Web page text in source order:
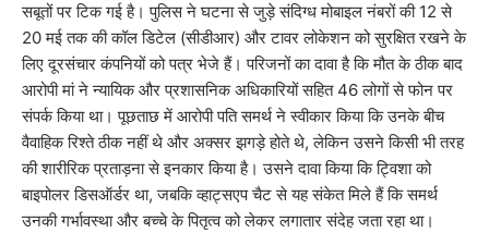
सबूतों पर टिक गई है। पुलिस ने घटना से जुड़े संदिग्ध मोबाइल नंबरों की 12 से
20 मई तक की कॉल डिटेल (सीडीआर) और टावर लोकेशन को सुरक्षित रखने के
लिए दूरसंचार कंपनियों को पत्र भेजे हैं। परिजनों का दावा है कि मौत के ठीक बाद
आरोपी मां ने न्यायिक और प्रशासनिक अधिकारियों सहित 46 लोगों से फोन पर
संपर्क किया था। पूछताछ में आरोपी पति समर्थ ने स्वीकार किया कि उनके बीच
वैवाहिक रिश्ते ठीक नहीं थे और अक्सर झगड़े होते थे, लेकिन उसने किसी भी तरह
की शारीरिक प्रताड़ना से इनकार किया है। उसने दावा किया कि ट्विशा को
बाइपोलर डिसऑर्डर था, जबकि व्हाट्सएप चैट से यह संकेत मिले हैं कि समर्थ
उनकी गर्भावस्था और बच्चे के पितृत्व को लेकर लगातार संदेह जता रहा था।